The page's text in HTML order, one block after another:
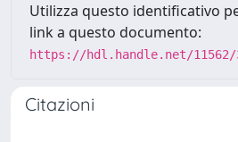
Utilizza questo identificativo
link a questo documento:
https://hdl.handle.net/11562/
Citazioni